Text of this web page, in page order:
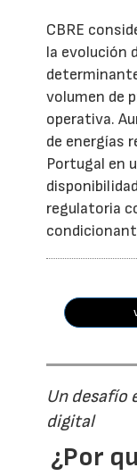
CBRE
la evolución
volumen de
operativa.
de energías
Portugal en
regulatoria
Un desafío
digital
¿Por